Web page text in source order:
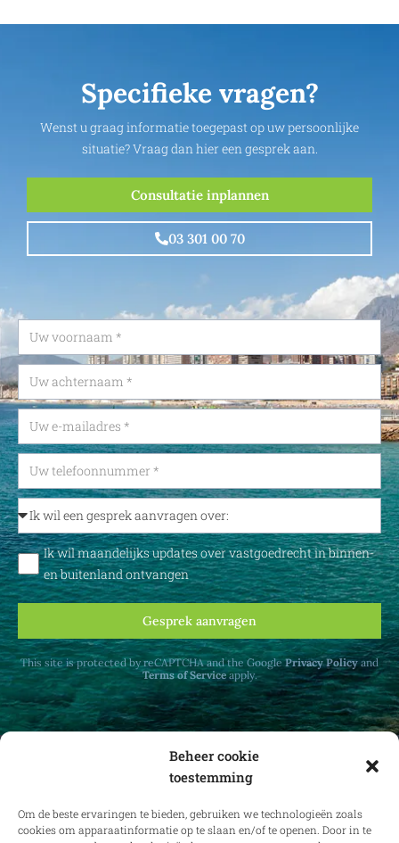
Beheer cookie
toestemming
Om de beste ervaringen te bieden, gebruiken we technologieën zoals
cookies om apparaatinformatie op te slaan en/of te openen. Door in te
Specifieke vragen?
Wenst u graag informatie toegepast op uw persoonlijke
situatie? Vraag dan hier een gesprek aan.
Consultatie inplannen
03 301 00 70
Ik wil maandelijks updates over vastgoedrecht in binnen-
en buitenland ontvangen
Gesprek aanvragen
This site is protected by reCAPTCHA and the GooglePrivacy Policyand
Terms of Serviceapply.
Ontvang maandelijks updates over
vastgoedrecht in binnen- en buitenland.